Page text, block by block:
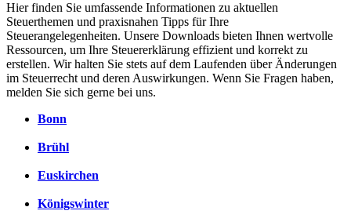
Hier finden Sie umfassende Informationen zu aktuellen
Steuerthemen und praxisnahen Tipps für Ihre
Steuerangelegenheiten. Unsere Downloads bieten Ihnen wertvolle
Ressourcen, um Ihre Steuererklärung effizient und korrekt zu
erstellen. Wir halten Sie stets auf dem Laufenden über Änderungen
im Steuerrecht und deren Auswirkungen. Wenn Sie Fragen haben,
melden Sie sich gerne bei uns.
Bonn
Brühl
Euskirchen
Königswinter